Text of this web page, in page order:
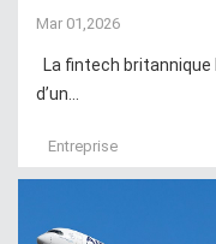
Mar 01,2026
La fintech
d’un...
Entreprise